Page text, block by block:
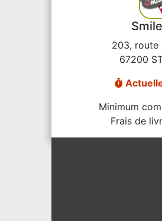
203, route
67200
Minimum
Frais de